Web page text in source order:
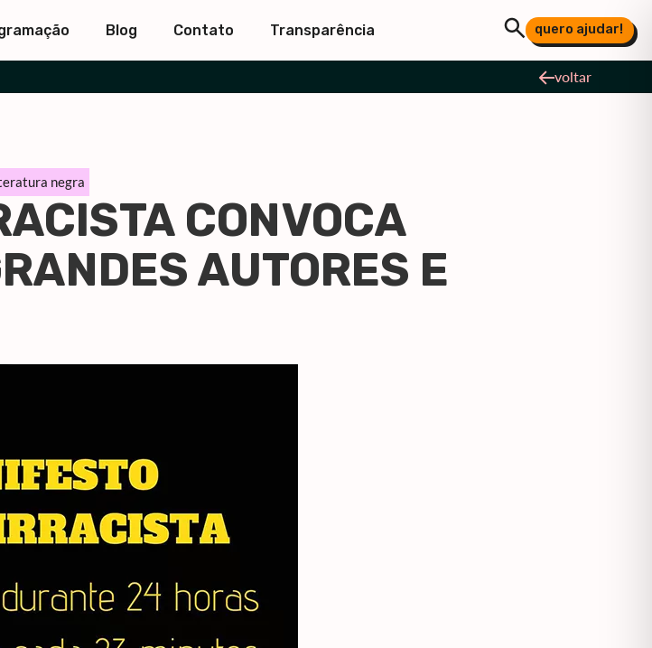
Blog Contato Transparência quero ajudar!
voltar
negra
CONVOCA
AUTORES E